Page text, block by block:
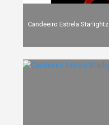
Candeeiro Estrela Starlightz